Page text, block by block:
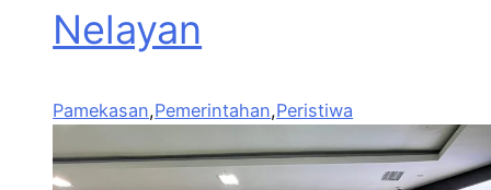
Nelayan
Pamekasan,Pemerintahan,Peristiwa